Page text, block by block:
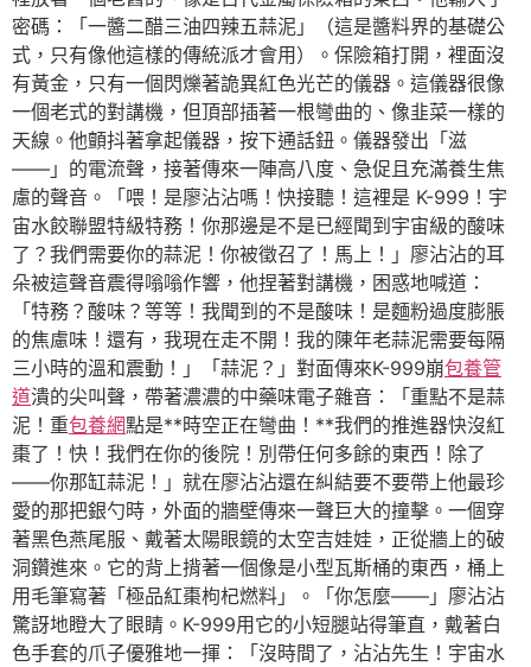
密碼：「一醬二醋三油四辣五蒜泥」（這是醬料界的基礎公
式，只有像他這樣的傳統派才會用）。保險箱打開，裡面沒
有黃金，只有一個閃爍著詭異紅色光芒的儀器。這儀器很像
一個老式的對講機，但頂部插著一根彎曲的、像韭菜一樣的
天線。他顫抖著拿起儀器，按下通話鈕。儀器發出「滋
——」的電流聲，接著傳來一陣高八度、急促且充滿養生焦
慮的聲音。「喂！是廖沾沾嗎！快接聽！這裡是 K-999！宇
宙水餃聯盟特級特務！你那邊是不是已經聞到宇宙級的酸味
了？我們需要你的蒜泥！你被徵召了！馬上！」廖沾沾的耳
朵被這聲音震得嗡嗡作響，他捏著對講機，困惑地喊道：
「特務？酸味？等等！我聞到的不是酸味！是麵粉過度膨脹
的焦慮味！還有，我現在走不開！我的陳年老蒜泥需要每隔
三小時的溫和震動！」「蒜泥？」對面傳來K-999崩包養管
道潰的尖叫聲，帶著濃濃的中藥味電子雜音：「重點不是蒜
泥！重包養網點是**時空正在彎曲！**我們的推進器快沒紅
棗了！快！我們在你的後院！別帶任何多餘的東西！除了
——你那缸蒜泥！」就在廖沾沾還在糾結要不要帶上他最珍
愛的那把銀勺時，外面的牆壁傳來一聲巨大的撞擊。一個穿
著黑色燕尾服、戴著太陽眼鏡的太空吉娃娃，正從牆上的破
洞鑽進來。它的背上揹著一個像是小型瓦斯桶的東西，桶上
用毛筆寫著「極品紅棗枸杞燃料」。「你怎麼——」廖沾沾
驚訝地瞪大了眼睛。K-999用它的小短腿站得筆直，戴著白
色手套的爪子優雅地一揮：「沒時間了，沾沾先生！宇宙水